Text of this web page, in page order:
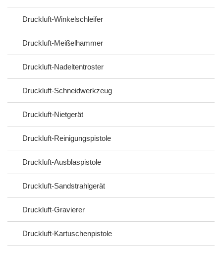
Druckluft-Winkelschleifer
Druckluft-Meißelhammer
Druckluft-Nadeltentroster
Druckluft-Schneidwerkzeug
Druckluft-Nietgerät
Druckluft-Reinigungspistole
Druckluft-Ausblaspistole
Druckluft-Sandstrahlgerät
Druckluft-Gravierer
Druckluft-Kartuschenpistole